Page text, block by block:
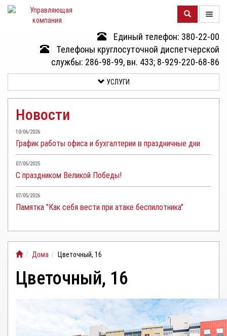
Единый телефон: 380-22-00
Телефоны круглосуточной диспетчерской
службы: 286-98-99, вн. 433; 8-929-220-68-86
КОМПАНИИ
УСЛУГИ
ДОКУМЕНТЫ
ОТЧЕТНОСТЬ
КЛИЕНТАМ
КАБИНЕТ
УСЛУГИ
Новости
10/06/2026
График работы офиса и бухгалтерии в праздничные дни
07/05/2025
С праздником Великой Победы!
07/05/2026
Памятка "Как себя вести при атаке беспилотника"
Дома Цветочный, 16
Цветочный, 16